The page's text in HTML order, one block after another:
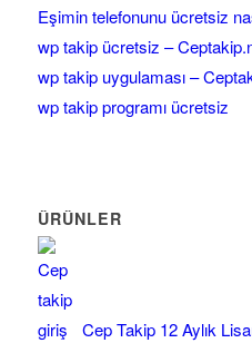
Eşimin telefonunu ücretsiz
wp takip ücretsiz –
wp takip uygulaması –
wp takip programı ücretsiz
ÜRÜNLER
Cep Takip 12 Aylık